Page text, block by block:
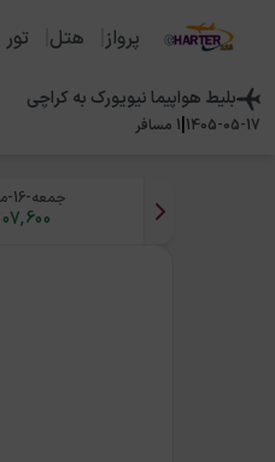
پرواز هتل تور
بلیط هواپیمانیویورک به کراچی
1405-05-17
|
1 مسافر
جمعه-16-مرداد